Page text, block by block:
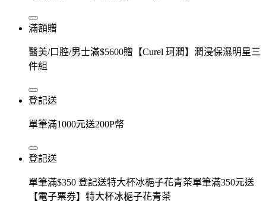
滿額贈
醫美/口腔/男士滿$5600贈【Curel 珂潤】潤浸保濕明星三
件組
登記送
單筆滿1000元送200P幣
登記送
單筆滿$350 登記送特大杯冰梔子花青茶單筆滿350元送
【電子票券】特大杯冰梔子花青茶